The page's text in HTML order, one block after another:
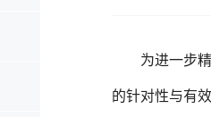
为进一步
的针对性与有